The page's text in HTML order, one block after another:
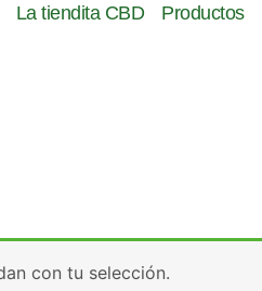
La tiendita CBD Productos
con tu selección.